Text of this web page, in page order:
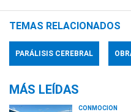
TEMAS RELACIONADOS
PARÁLISIS CEREBRAL
MÁS LEÍDAS
CONMOCIÓN